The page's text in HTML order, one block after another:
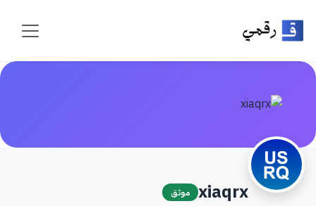
xiaqrx موثق